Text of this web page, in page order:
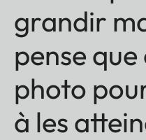
grandir
pense
photo
à les